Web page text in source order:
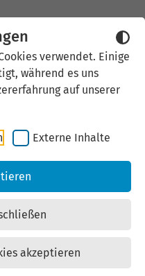
verwendet. Einige
während es uns
auf unserer
Externe Inhalte
akzeptieren
laden
unserer
um Ihnen
Inhalte
Youtube)
(z.B. IP-
erklären Sie